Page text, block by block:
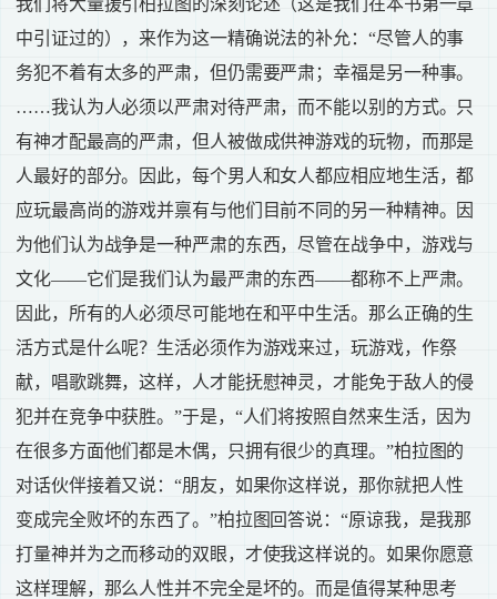
我们将大量援引柏拉图的深刻论述（这是我们在本书第一章
中引证过的），来作为这一精确说法的补允：“尽管人的事
务犯不着有太多的严肃，但仍需要严肃；幸福是另一种事。
……我认为人必须以严肃对待严肃，而不能以别的方式。只
有神才配最高的严肃，但人被做成供神游戏的玩物，而那是
人最好的部分。因此，每个男人和女人都应相应地生活，都
应玩最高尚的游戏并禀有与他们目前不同的另一种精神。因
为他们认为战争是一种严肃的东西，尽管在战争中，游戏与
文化——它们是我们认为最严肃的东西——都称不上严肃。
因此，所有的人必须尽可能地在和平中生活。那么正确的生
活方式是什么呢？生活必须作为游戏来过，玩游戏，作祭
献，唱歌跳舞，这样，人才能抚慰神灵，才能免于敌人的侵
犯并在竞争中获胜。”于是，“人们将按照自然来生活，因为
在很多方面他们都是木偶，只拥有很少的真理。”柏拉图的
对话伙伴接着又说：“朋友，如果你这样说，那你就把人性
变成完全败坏的东西了。”柏拉图回答说：“原谅我，是我那
打量神并为之而移动的双眼，才使我这样说的。如果你愿意
这样理解，那么人性并不完全是坏的。而是值得某种思考